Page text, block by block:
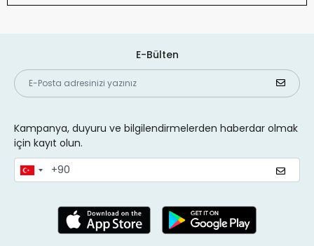
E-Bülten
Kampanya, duyuru ve bilgilendirmelerden haberdar olmak
için kayıt olun.